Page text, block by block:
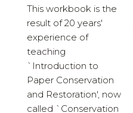
This workbook is the
result of 20 years'
experience of
teaching
`Introduction to
Paper Conservation
and Restoration', now
called `Conservation